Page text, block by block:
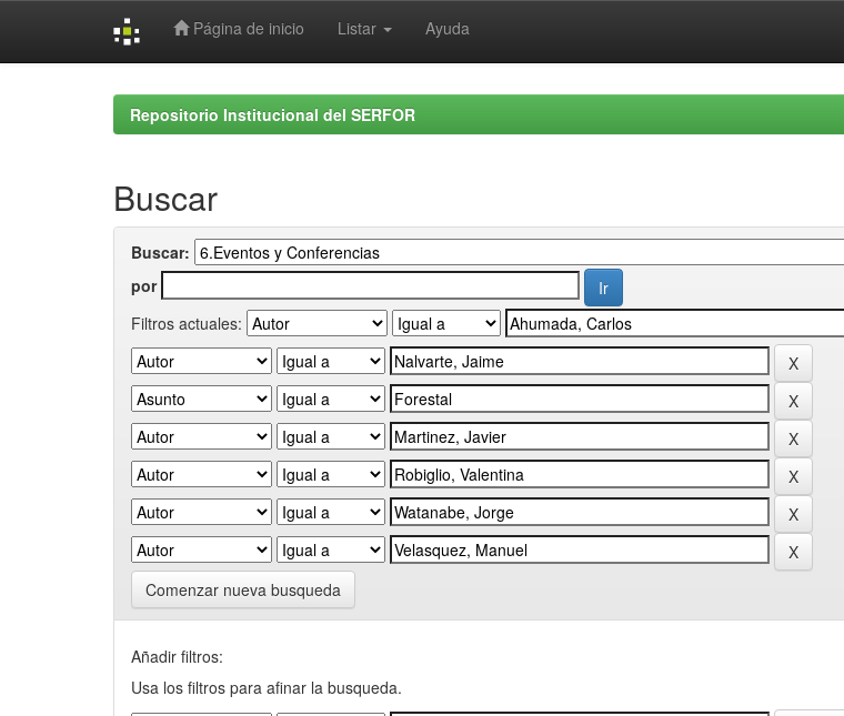
Página de inicio Listar Ayuda
Repositorio Institucional del SERFOR
Buscar
Buscar:
por
Filtros actuales:
Comenzar nueva busqueda
Añadir filtros:
Usa los filtros para afinar la busqueda.